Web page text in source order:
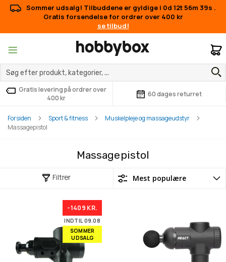
Sommer udsalg! Tilbuddene er gyldige i 0d 12t 56m 39s .
Gratis forsendelse for ordrer over 400 kr
se tilbud!
Gratis levering på ordrer over
400 kr
60 dages returret
Forsiden Sport & fitness
Muskelpleje og massageudstyr
Massagepistol
Massagepistol
Filtrer
-1409 KR.
INDTIL 09.08
SOMMER
UDSALG